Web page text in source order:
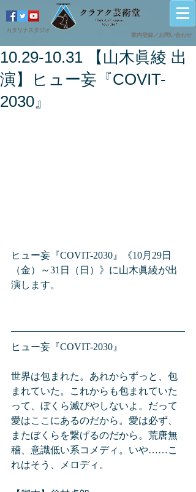
案内登録／ ​お問い合わせ
カタリナスタジオ
10.29-10.31 【山木眞綾 出
演】ヒュー妄『COVIT-
2030』
ヒュー妄『COVIT-2030』《10月29日
（金）～31日（日）》に山木眞綾が出
演します。
ヒュー妄『COVIT-2030』
世界は包まれた。あれからずっと、包
まれていた。これからも包まれていた
って、ぼくら滅びやしないよ。だって
愛はここにあるのだから。愛は必ず、
またぼくらを繋げるのだから。荒唐無
稽、意識低い系コメディ。いや……こ
れはそう、メロディ。